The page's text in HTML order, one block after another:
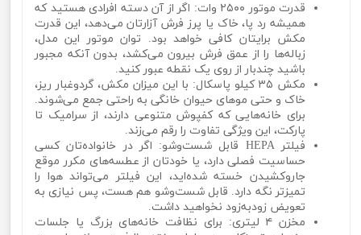
قدرت موتور ۲۵۰۰ وات: اگر از آن دسته افرادی هستید که
همیشه رد پا، خاک یا پرز فرش آزارتان می‌دهد، این قدرت
مکش برایتان کافی خواهد بود. توان موتور این مدل،
زباله‌ها را از عمق فرش بیرون می‌کشد، بدون آنکه مجبور
باشید چندبار از روی یک نقطه عبور کنید.
مکش ۳۵ کیلو پاسکال: با این میزان مکش، گردوغبار ریز،
خاک و حتی موهای حیوان خانگی به راحتی جمع می‌شوند.
برای خانه‌هایی که کفپوش متنوعی دارند، از سرامیک تا
پارکت، این ویژگی تفاوت را رقم می‌زند.
فیلتر HEPA قابل شست‌وشو: اگر در خانواده‌تان کسی
حساسیت فصلی دارد، یا خودتان از عطسه‌های مکرر موقع
جاروکشیدن خسته شده‌اید، این فیلتر می‌تواند هوا را
تمیزتر نگه دارد. قابل شست‌وشو هم هست، پس نیازی به
تعویض زودبه‌زود نخواهید داشت.
مخزن ۴ لیتری: برای نظافت خانه‌های بزرگ یا جلسات